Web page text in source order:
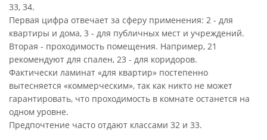
33, 34.
Первая цифра отвечает за сферу применения: 2 - для
квартиры и дома, 3 - для публичных мест и учреждений.
Вторая - проходимость помещения. Например, 21
рекомендуют для спален, 23 - для коридоров.
Фактически ламинат «для квартир» постепенно
вытесняется «коммерческим», так как никто не может
гарантировать, что проходимость в комнате останется на
одном уровне.
Предпочтение часто отдают классами 32 и 33.